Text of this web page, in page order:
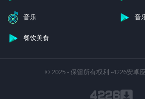
车辆和交通 通
音乐
© 2025 - 保留所有权利 -4226安卓